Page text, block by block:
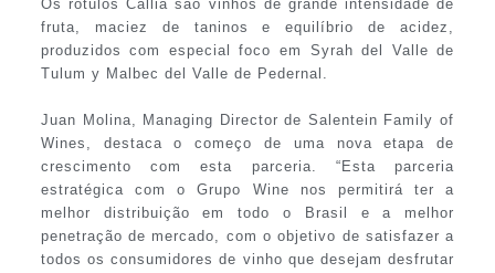
Os rótulos Callia são vinhos de grande intensidade de
fruta, maciez de taninos e equilíbrio de acidez,
produzidos com especial foco em Syrah del Valle de
Tulum y Malbec del Valle de Pedernal.
Juan Molina, Managing Director de Salentein Family of
Wines, destaca o começo de uma nova etapa de
crescimento com esta parceria. “Esta parceria
estratégica com o Grupo Wine nos permitirá ter a
melhor distribuição em todo o Brasil e a melhor
penetração de mercado, com o objetivo de satisfazer a
todos os consumidores de vinho que desejam desfrutar